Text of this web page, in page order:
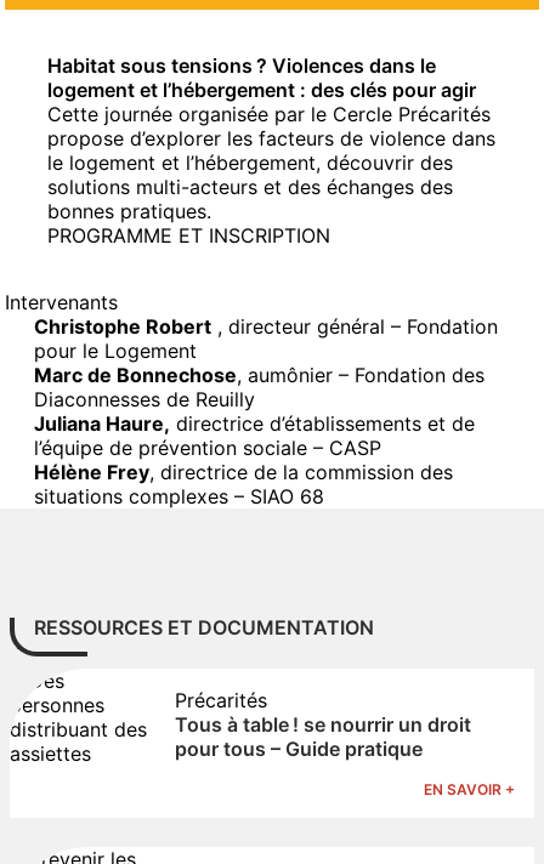
Habitat sous tensions ? Violences dans le
logement et l’hébergement : des clés pour agir
Cette journée organisée par le Cercle Précarités
propose d’explorer les facteurs de violence dans
le logement et l’hébergement, découvrir des
solutions multi-acteurs et des échanges des
bonnes pratiques.
PROGRAMME ET INSCRIPTION
Intervenants
Christophe Robert , directeur général – Fondation
pour le Logement
Marc de Bonnechose, aumônier – Fondation des
Diaconnesses de Reuilly
Juliana Haure, directrice d’établissements et de
l’équipe de prévention sociale – CASP
Hélène Frey, directrice de la commission des
situations complexes – SIAO 68
RESSOURCES ET DOCUMENTATION
Précarités
Tous à table ! se nourrir un droit
pour tous – Guide pratique
EN SAVOIR +